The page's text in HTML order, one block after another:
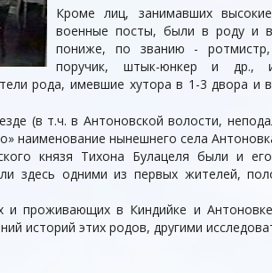
Кроме лиц, занимавших
военные посты, были в роду и
пониже, по званию - ротмистр,
поручик, штык-юнкер и др.,
рода, имевшие хутора в 1-3 двора и
(в т.ч. в Антоновской волости,
наименование нынешнего села
князя Тихона Булацеля были и его
здесь одними из первых жителей,
и проживающих в Киндийке и
историй этих родов, другими